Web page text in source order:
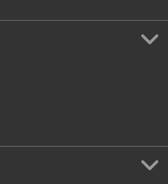
Dueñas con audioguida